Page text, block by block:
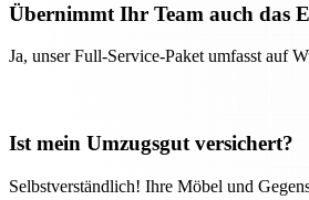
Übernimmt Ihr Team auch das
Ja, unser Full-Service-Paket umfasst auf
Ist mein Umzugsgut versichert?
Selbstverständlich! Ihre Möbel und